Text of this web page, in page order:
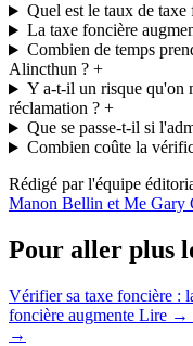
Quel est le taux de
La taxe foncière
Combien de temps
Alincthun ? +
Y a-t-il un risque qu'on
réclamation ? +
Que se passe-t-il si
Combien coûte la
Rédigé par l'équipe
Manon Bellin et Me Gary
Pour aller plus
Vérifier sa taxe foncière :
foncière augmente Lire →
→